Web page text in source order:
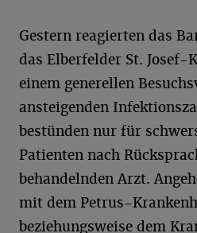
Gestern reagierten das
das Elberfelder St. Josef-
einem generellen
ansteigenden
bestünden nur für
Patienten nach
behandelnden Arzt.
mit dem Petrus-
beziehungsweise dem